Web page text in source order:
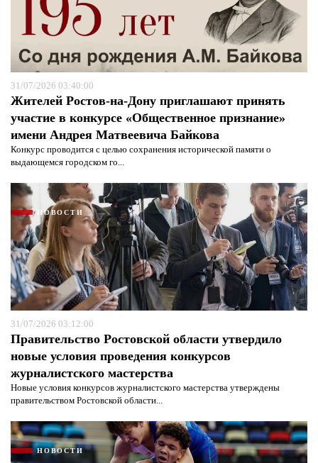
31/07/2026 03:40:00
Жителей Ростов-на-Дону приглашают принять
участие в конкурсе «Общественное признание»
имени Андрея Матвеевича Байкова
Конкурс проводится с целью сохранения исторической памяти о
выдающемся городском го...
НОВОСТИ
31/07/2026 03:12:00
Правительство Ростовской области утвердило
новые условия проведения конкурсов
журналистского мастерства
Новые условия конкурсов журналистского мастерства утверждены
правительством Ростовской области...
НОВОСТИ
Я согласен сполитикой конфиденциальности и
защиты информации*
Я согласен сполитикой конфиденциальности и
защиты информации*